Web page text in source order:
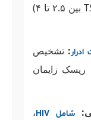
در موارد کم‌کاری خفیف (TSH بین ۲.۵ تا ۴)
: تشخیص
زایمان
شامل HIV
،